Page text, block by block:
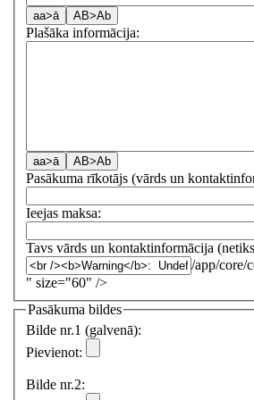
Plašāka informācija:
Pasākuma rīkotājs (vārds un
Ieejas maksa:
Tavs vārds un kontaktinformācija
/app/core/
" size="60" />
Pasākuma bildes
Bilde nr.1 (galvenā):
Pievienot:
Bilde nr.2: